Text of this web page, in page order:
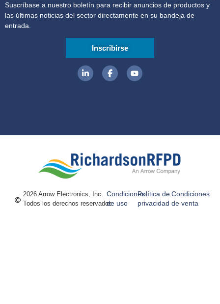
Suscríbase a nuestro boletín para recibir anuncios de productos y
las últimas noticias del sector directamente en su bandeja de
entrada.
Inscribirse
2026 Arrow Electronics, Inc.
Todos los derechos reservados.
Condiciones
de uso
Política de
privacidad
Condiciones
de venta